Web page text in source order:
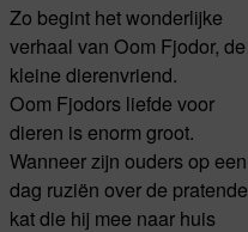
Zo begint het wonderlijke
verhaal van Oom Fjodor, de
kleine dierenvriend.
Oom Fjodors liefde voor
dieren is enorm groot.
Wanneer zijn ouders op een
dag ruziën over de pratende
kat die hij mee naar huis